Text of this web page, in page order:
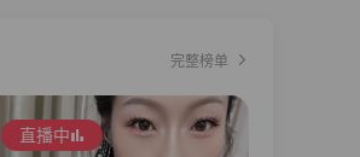
完整榜单
直播中